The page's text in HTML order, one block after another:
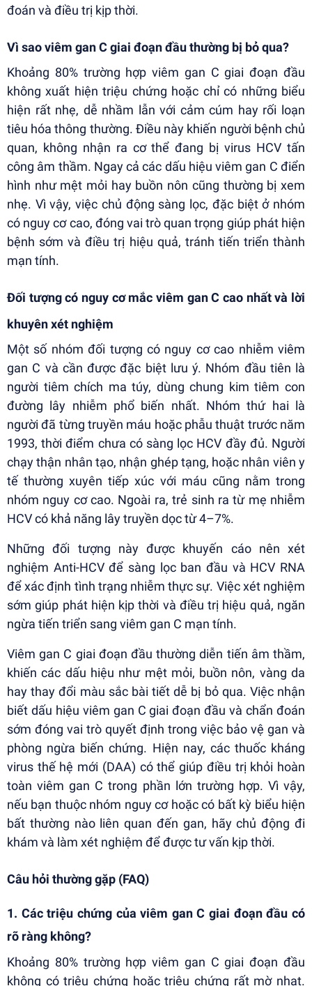
đoán và điều trị kịp thời.
Vì sao viêm gan C giai đoạn đầu thường bị bỏ qua?
Khoảng 80% trường hợp viêm gan C giai đoạn đầu
không xuất hiện triệu chứng hoặc chỉ có những biểu
hiện rất nhẹ, dễ nhầm lẫn với cảm cúm hay rối loạn
tiêu hóa thông thường. Điều này khiến người bệnh chủ
quan, không nhận ra cơ thể đang bị virus HCV tấn
công âm thầm. Ngay cả các dấu hiệu viêm gan C điển
hình như mệt mỏi hay buồn nôn cũng thường bị xem
nhẹ. Vì vậy, việc chủ động sàng lọc, đặc biệt ở nhóm
có nguy cơ cao, đóng vai trò quan trọng giúp phát hiện
bệnh sớm và điều trị hiệu quả, tránh tiến triển thành
mạn tính.
Đối tượng có nguy cơ mắc viêm gan C cao nhất và lời
khuyên xét nghiệm
Một số nhóm đối tượng có nguy cơ cao nhiễm viêm
gan C và cần được đặc biệt lưu ý. Nhóm đầu tiên là
người tiêm chích ma túy, dùng chung kim tiêm con
đường lây nhiễm phổ biến nhất. Nhóm thứ hai là
người đã từng truyền máu hoặc phẫu thuật trước năm
1993, thời điểm chưa có sàng lọc HCV đầy đủ. Người
chạy thận nhân tạo, nhận ghép tạng, hoặc nhân viên y
tế thường xuyên tiếp xúc với máu cũng nằm trong
nhóm nguy cơ cao. Ngoài ra, trẻ sinh ra từ mẹ nhiễm
HCV có khả năng lây truyền dọc từ 4–7%.
Những đối tượng này được khuyến cáo nên xét
nghiệm Anti-HCV để sàng lọc ban đầu và HCV RNA
để xác định tình trạng nhiễm thực sự. Việc xét nghiệm
sớm giúp phát hiện kịp thời và điều trị hiệu quả, ngăn
ngừa tiến triển sang viêm gan C mạn tính.
Viêm gan C giai đoạn đầu thường diễn tiến âm thầm,
khiến các dấu hiệu như mệt mỏi, buồn nôn, vàng da
hay thay đổi màu sắc bài tiết dễ bị bỏ qua. Việc nhận
biết dấu hiệu viêm gan C giai đoạn đầu và chẩn đoán
sớm đóng vai trò quyết định trong việc bảo vệ gan và
phòng ngừa biến chứng. Hiện nay, các thuốc kháng
virus thế hệ mới (DAA) có thể giúp điều trị khỏi hoàn
toàn viêm gan C trong phần lớn trường hợp. Vì vậy,
nếu bạn thuộc nhóm nguy cơ hoặc có bất kỳ biểu hiện
bất thường nào liên quan đến gan, hãy chủ động đi
khám và làm xét nghiệm để được tư vấn kịp thời.
Câu hỏi thường gặp (FAQ)
1. Các triệu chứng của viêm gan C giai đoạn đầu có
rõ ràng không?
Khoảng 80% trường hợp viêm gan C giai đoạn đầu
không có triệu chứng hoặc triệu chứng rất mờ nhạt.